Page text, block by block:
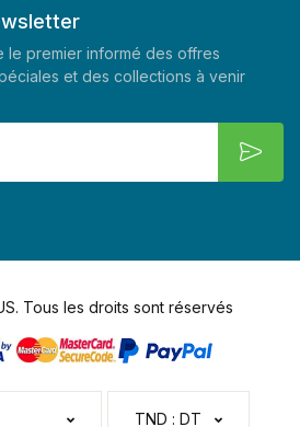
le premier informé des offres
et des collections à venir
Tous les droits sont réservés
TND : DT